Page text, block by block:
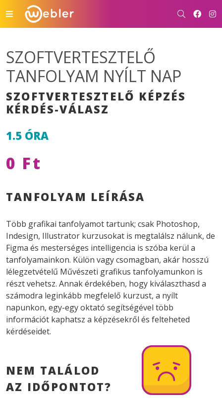
SZOFTVERTESZTELŐ
TANFOLYAM NYÍLT NAP
SZOFTVERTESZTELŐ KÉPZÉS
KÉRDÉS-VÁLASZ
1.5 ÓRA
0 Ft
TANFOLYAM LEÍRÁSA
Több grafikai tanfolyamot tartunk; csak Photoshop,
Indesign, Illustrator kurzusokat is megtalálsz nálunk, de
Figma és mesterséges intelligencia is szóba kerül a
tanfolyamainkon. Külön vagy csomagban, akár hosszú
lélegzetvételű Művészeti grafikus tanfolyamunkon is
részt vehetsz. Annak érdekében, hogy kiválaszthasd a
számodra leginkább megfelelő kurzust, a nyílt
napunkon, egy-egy oktató segítségével több
információt kaphatsz a képzésekről és felteheted
kérdéseidet.
NEM TALÁLOD
AZ IDŐPONTOT?